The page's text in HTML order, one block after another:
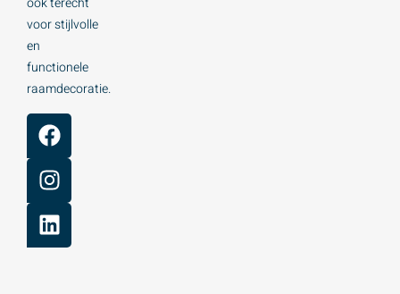
voor stijlvolle
en
functionele
raamdecoratie.